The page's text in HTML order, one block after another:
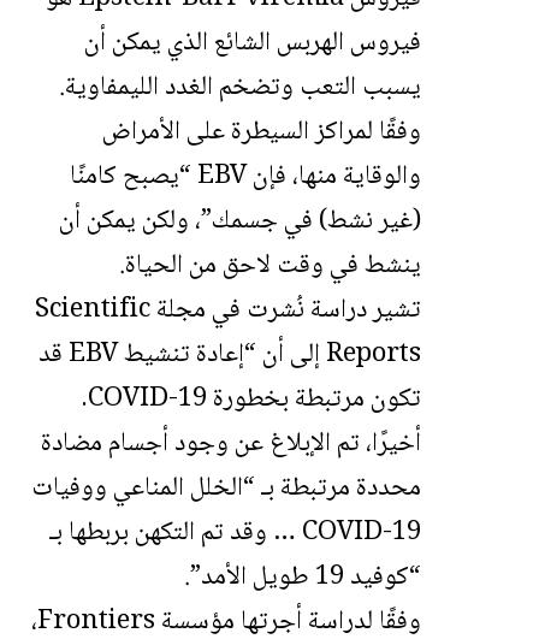
فيروس الهربس الشائع الذي يمكن أن
يسبب التعب وتضخم الغدد الليمفاوية.
وفقًا لمراكز السيطرة على الأمراض
والوقاية منها، فإن EBV “يصبح كامنًا
(غير نشط) في جسمك”، ولكن يمكن أن
ينشط في وقت لاحق من الحياة.
تشير دراسة نُشرت في مجلة Scientific
Reports إلى أن “إعادة تنشيط EBV قد
تكون مرتبطة بخطورة COVID-19.
أخيرًا، تم الإبلاغ عن وجود أجسام مضادة
محددة مرتبطة بـ “الخلل المناعي ووفيات
COVID-19 … وقد تم التكهن بربطها بـ
“كوفيد 19 طويل الأمد”.
وفقًا لدراسة أجرتها مؤسسة Frontiers،